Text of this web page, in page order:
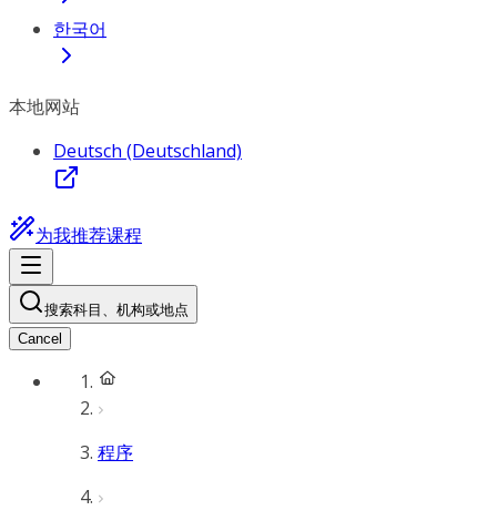
한국어
本地网站
Deutsch (Deutschland)
为我推荐课程
搜索科目、机构或地点
Cancel
程序